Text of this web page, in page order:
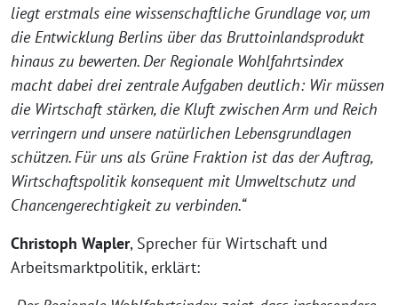
liegt erstmals eine wissenschaftliche Grundlage vor, um
die Entwicklung Berlins über das Bruttoinlandsprodukt
hinaus zu bewerten. Der Regionale Wohlfahrtsindex
macht dabei drei zentrale Aufgaben deutlich: Wir müssen
die Wirtschaft stärken, die Kluft zwischen Arm und Reich
verringern und unsere natürlichen Lebensgrundlagen
schützen. Für uns als Grüne Fraktion ist das der Auftrag,
Wirtschaftspolitik konsequent mit Umweltschutz und
Chancengerechtigkeit zu verbinden.“
Christoph Wapler, Sprecher für Wirtschaft und
Arbeitsmarktpolitik, erklärt: